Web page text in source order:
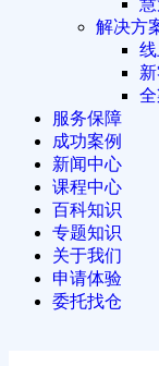
解决方
服务保障
成功案例
新闻中心
课程中心
百科知识
专题知识
关于我们
申请体验
委托找仓